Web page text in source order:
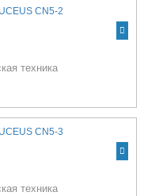
техника
техника